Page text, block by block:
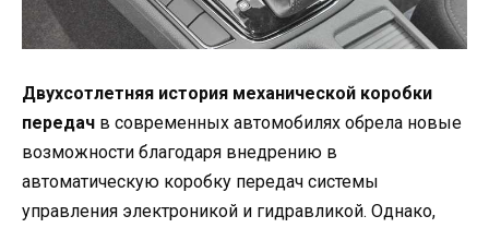
Двухсотлетняя история механической коробки
передач в современных автомобилях обрела новые
возможности благодаря внедрению в
автоматическую коробку передач системы
управления электроникой и гидравликой. Однако,